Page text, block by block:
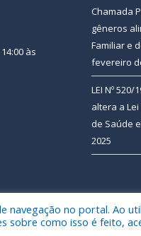
às
Chamada
gêneros
Familiar e
fevereiro
LEI Nº 520/
altera a
de Saúde
2025
Municipal de Almeirim.
navegação no portal. Ao
como isso é feito,